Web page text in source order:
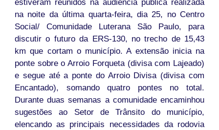
estiveram reunidos na audiência pública realizada
na noite da última quarta-feira, dia 25, no Centro
Social/ Comunidade Luterana São Paulo, para
discutir o futuro da ERS-130, no trecho de 15,43
km que cortam o município. A extensão inicia na
ponte sobre o Arroio Forqueta (divisa com Lajeado)
e segue até a ponte do Arroio Divisa (divisa com
Encantado), somando quatro pontes no total.
Durante duas semanas a comunidade encaminhou
sugestões ao Setor de Trânsito do município,
elencando as principais necessidades da rodovia